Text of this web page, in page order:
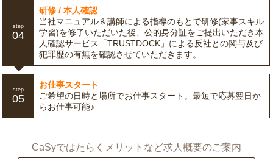
step
04
研修 / 本人確認
当社マニュアル＆講師による指導のもとで研修(家事スキル
学習)を修了いただいた後、公的身分証をご提出いただき本
人確認サービス「TRUSTDOCK」による反社との関与及び
犯罪歴の有無を確認させていただきます。
step
05
お仕事スタート
ご希望の日時と場所でお仕事スタート。最短で応募翌日か
らお仕事可能♪
CaSyではたらくメリットなど求人概要のご案内